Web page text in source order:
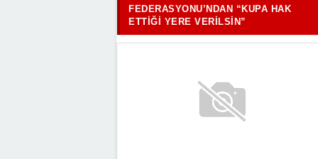
FEDERASYONU’NDAN “KUPA HAK
ETTIĞI YERE VERILSIN”